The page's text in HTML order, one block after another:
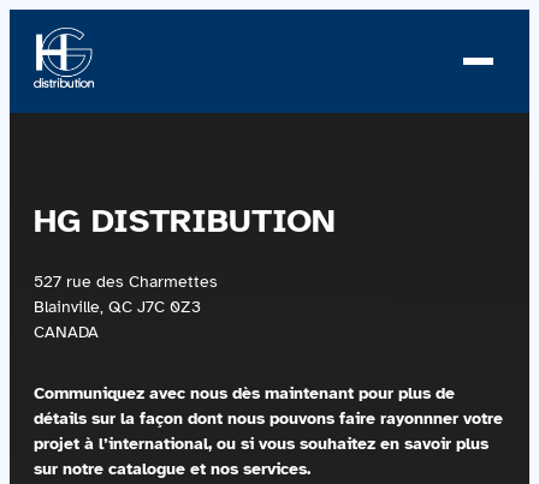
contenu
Profil
Nouvelles
Équipe
HG DISTRIBUTION
527 rue des Charmettes
Blainville, QC J7C 0Z3
CANADA
Communiquez avec nous dès maintenant pour plus de
détails sur la façon dont nous pouvons faire rayonnner votre
projet à l’international, ou si vous souhaitez en savoir plus
sur notre catalogue et nos services.